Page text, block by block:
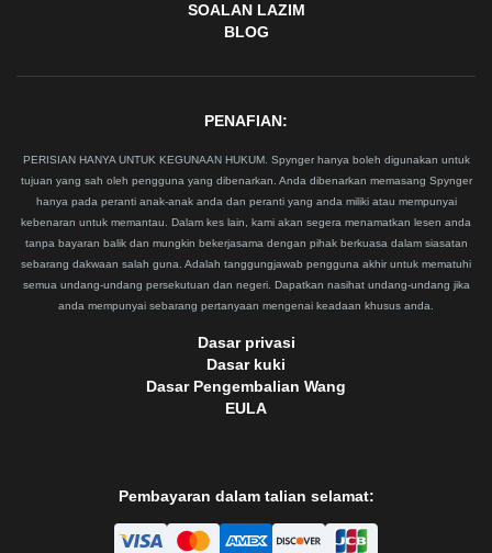
SOALAN LAZIM
BLOG
PENAFIAN:
PERISIAN HANYA UNTUK KEGUNAAN HUKUM. Spynger hanya boleh digunakan untuk
tujuan yang sah oleh pengguna yang dibenarkan. Anda dibenarkan memasang Spynger
hanya pada peranti anak-anak anda dan peranti yang anda miliki atau mempunyai
kebenaran untuk memantau. Dalam kes lain, kami akan segera menamatkan lesen anda
tanpa bayaran balik dan mungkin bekerjasama dengan pihak berkuasa dalam siasatan
sebarang dakwaan salah guna. Adalah tanggungjawab pengguna akhir untuk mematuhi
semua undang-undang persekutuan dan negeri. Dapatkan nasihat undang-undang jika
anda mempunyai sebarang pertanyaan mengenai keadaan khusus anda.
Dasar privasi
Dasar kuki
Dasar Pengembalian Wang
EULA
Pembayaran dalam talian selamat: